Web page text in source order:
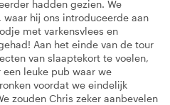
hadden gezien. We
hij ons introduceerde aan
met varkensvlees en
Aan het einde van de tour
van slaaptekort te voelen,
leuke pub waar we
voordat we eindelijk
zouden Chris zeker aanbevelen